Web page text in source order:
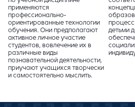
применяются
профессионально-
ориентированные технологии
обучения. Они предполагают
активное личное участие
студентов, вовлечение их в
различные виды
познавательной деятельности,
приучают учащихся творчески
и самостоятельно мыслить.
детьми